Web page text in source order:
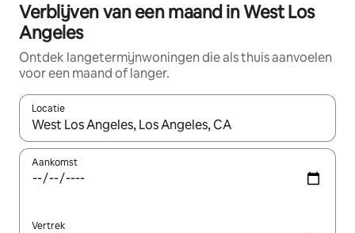
Verblijven van een maand in West Los
Angeles
Ontdek langetermijnwoningen die als thuis aanvoelen
voor een maand of langer.
Locatie
Wanneer er resultaten beschikbaar zijn, maak je een keuze
Aankomst
Vertrek